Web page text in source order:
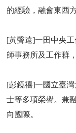
的經驗，融會東西
[黃聲遠]一田中央
師事務所及工作群
[彭鏡禧]一國立臺
士等多項榮譽。兼
向國際。